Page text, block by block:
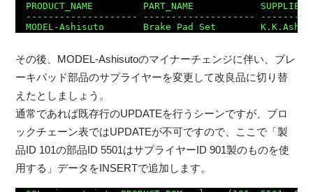
PRODUCT_NAME         PART_NAME
-------------------- --------------------
その後、MODEL-Ashisutoのマイナーチェンジに伴い、ブレ
ーキパッド部品のサプライヤーを変更して改良品に切り替
えたとしましょう。
通常であれば既存行のUPDATEを行うシーンですが、ブロ
ックチェーン表ではUPDATEが不可ですので、ここで「製
品ID 101の部品ID 5501はサプライヤーID 901製のものを使
用する」データをINSERTで追加します。